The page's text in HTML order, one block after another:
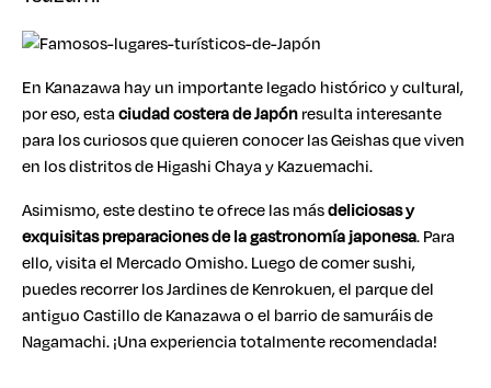
En Kanazawa hay un importante legado histórico y cultural,
por eso, estaciudad costera de Japónresulta interesante
para los curiosos que quieren conocer las Geishas que viven
en los distritos de Higashi Chaya y Kazuemachi.
Asimismo, este destino te ofrece las másdeliciosas y
exquisitas preparaciones de la gastronomía japonesa. Para
ello, visita el Mercado Omisho. Luego de comer sushi,
puedes recorrer los Jardines de Kenrokuen, el parque del
antiguo Castillo de Kanazawa o el barrio de samuráis de
Nagamachi. ¡Una experiencia totalmente recomendada!